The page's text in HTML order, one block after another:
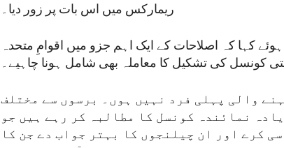
ریمارکس میں اس بات پر زور دیا۔
کہا کہ اصلاحات کے ایک اہم جزو میں اقوامِ متحدہ
کونسل کی تشکیل کا معاملہ بھی شامل ہونا چاہیے۔
والی پہلی فرد نہیں ہوں۔ برسوں سے مختلف
نمائندہ کونسل کا مطالبہ کر رہے ہیں جو
کرے اور ان چیلنجوں کا بہتر جواب دے جن کا